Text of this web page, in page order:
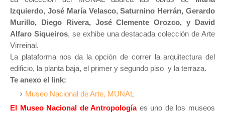
Izquierdo, José María Velasco, Saturnino Herrán, Gerardo
Murillo, Diego Rivera, José Clemente Orozco, y David
Alfaro Siqueiros, se exhibe una destacada colección de Arte
Virreinal.
La plataforma nos da la opción de correr la arquitectura del
edificio, la planta baja, el primer y segundo piso y la terraza.
Te anexo el link:
Museo Nacional de Arte, MUNAL
El Museo Nacional de Antropologíaes uno de los museos